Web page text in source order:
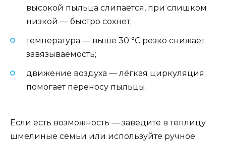
высокой пыльца слипается, при слишком
низкой — быстро сохнет;
температура — выше 30 °C резко снижает
завязываемость;
движение воздуха — лёгкая циркуляция
помогает переносу пыльцы.
Если есть возможность — заведите в теплицу
шмелиные семьи или используйте ручное